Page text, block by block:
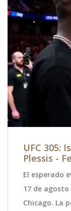
UFC 305:
Plessis -
El esperado
17 de agosto
Chicago. La